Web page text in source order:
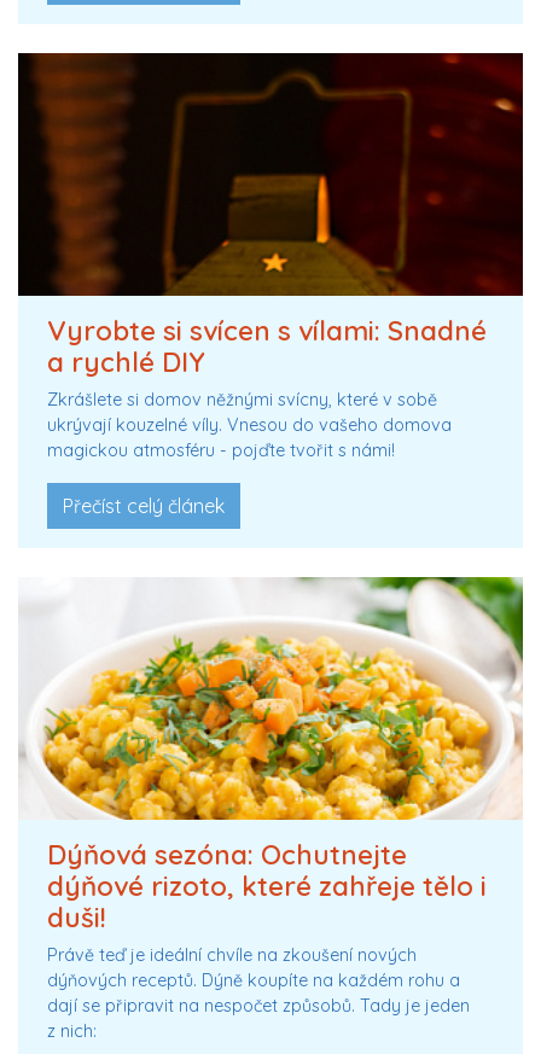
Vyrobte si svícen s vílami: Snadné
a rychlé DIY
Zkrášlete si domov něžnými svícny, které v sobě
ukrývají kouzelné víly. Vnesou do vašeho domova
magickou atmosféru - pojďte tvořit s námi!
Přečíst celý článek
Dýňová sezóna: Ochutnejte
dýňové rizoto, které zahřeje tělo i
duši!
Právě teď je ideální chvíle na zkoušení nových
dýňových receptů. Dýně koupíte na každém rohu a
dají se připravit na nespočet způsobů. Tady je jeden
z nich: